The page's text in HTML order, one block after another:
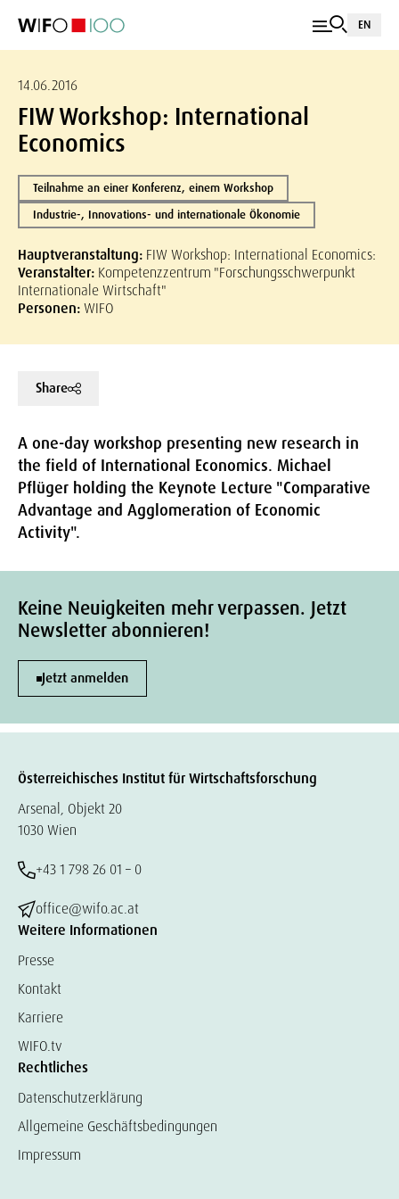
EN
14.06.2016
FIW Workshop: International
Economics
Teilnahme an einer Konferenz, einem Workshop
Industrie-, Innovations- und internationale Ökonomie
Hauptveranstaltung: FIW Workshop: International Economics:
Veranstalter: Kompetenzzentrum "Forschungsschwerpunkt
Internationale Wirtschaft"
Personen:WIFO
Share
A one-day workshop presenting new research in
the field of International Economics. Michael
Pflüger holding the Keynote Lecture "Comparative
Advantage and Agglomeration of Economic
Activity".
Keine Neuigkeiten mehr verpassen. Jetzt
Newsletter abonnieren!
Jetzt anmelden
Österreichisches Institut für Wirtschaftsforschung
Arsenal, Objekt 20
1030 Wien
+43 1 798 26 01 – 0
office@wifo.ac.at
Weitere Informationen
Presse
Kontakt
Karriere
WIFO.tv
Rechtliches
Datenschutzerklärung
Allgemeine Geschäftsbedingungen
Impressum